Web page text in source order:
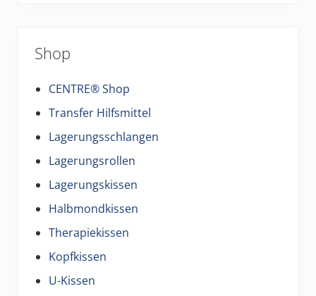
Shop
CENTRE® Shop
Transfer Hilfsmittel
Lagerungsschlangen
Lagerungsrollen
Lagerungskissen
Halbmondkissen
Therapiekissen
Kopfkissen
U-Kissen